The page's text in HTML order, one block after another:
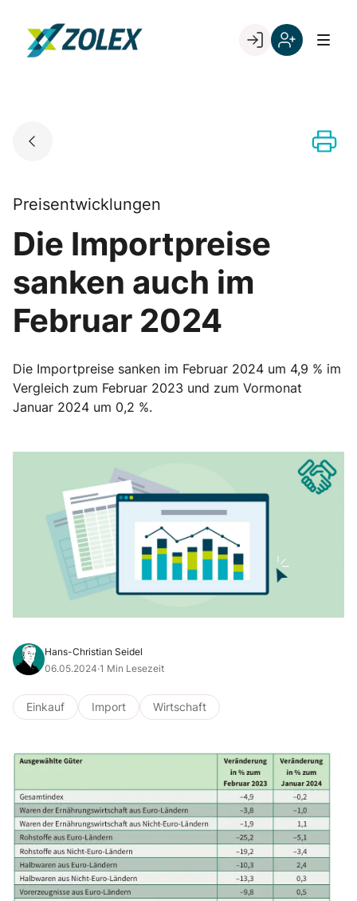
content
Go to landing page.
Preisentwicklungen
Die Importpreise
sanken auch im
Februar 2024
Die Importpreise sanken im Februar 2024 um 4,9 % im
Vergleich zum Februar 2023 und zum Vormonat
Januar 2024 um 0,2 %.
Hans-Christian Seidel
06.05.2024·1 Min Lesezeit
Einkauf Import Wirtschaft